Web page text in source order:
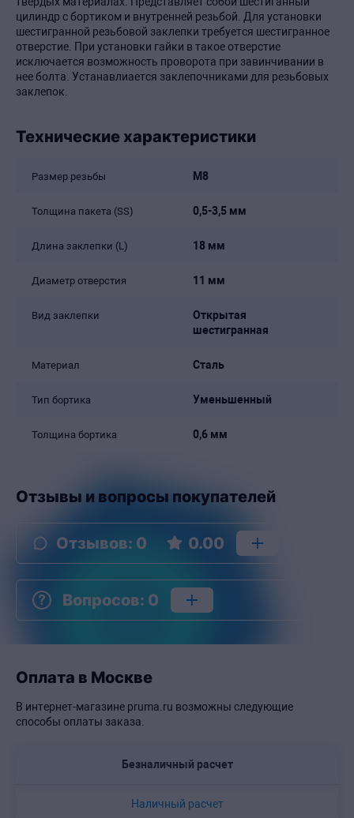
цилиндр с бортиком и внутренней резьбой. Для установки
шестигранной резьбовой заклепки требуется шестигранное
отверстие. При установки гайки в такое отверстие
исключается возможность проворота при завинчивании в
нее болта. Устанавлиается заклепочниками для резьбовых
заклепок.
Технические характеристики
Размер резьбы М8
Толщина пакета (SS) 0,5-3,5 мм
Длина заклепки (L) 18 мм
Диаметр отверстия 11 мм
Вид заклепки
Открытая
шестигранная
Материал Сталь
Тип бортика Уменьшенный
Толщина бортика 0,6 мм
Отзывы и вопросы покупателей
Отзывов: 0 0.00
Вопросов: 0
Оплата в Москве
В интернет-магазине pruma.ru возможны следующие
способы оплаты заказа.
Безналичный расчет
Наличный расчет